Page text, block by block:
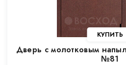
Дверь с молотковым
№81